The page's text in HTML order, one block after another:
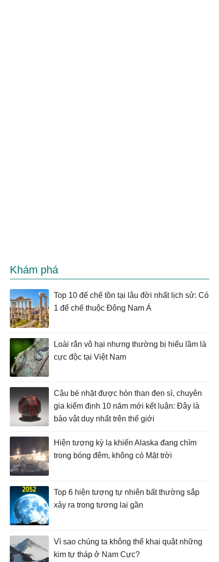
Khám phá
Top 10 đế chế tồn tại lâu đời nhất lịch sử: Có
1 đế chế thuộc Đông Nam Á
Loài rắn vô hại nhưng thường bị hiểu lầm là
cực độc tại Việt Nam
Cậu bé nhặt được hòn than đen sì, chuyên
gia kiểm định 10 năm mới kết luận: Đây là
bảo vật duy nhất trên thế giới
Hiện tượng kỳ lạ khiến Alaska đang chìm
trong bóng đêm, không có Mặt trời
Top 6 hiện tượng tự nhiên bất thường sắp
xảy ra trong tương lai gần
Vì sao chúng ta không thể khai quật những
kim tự tháp ở Nam Cực?